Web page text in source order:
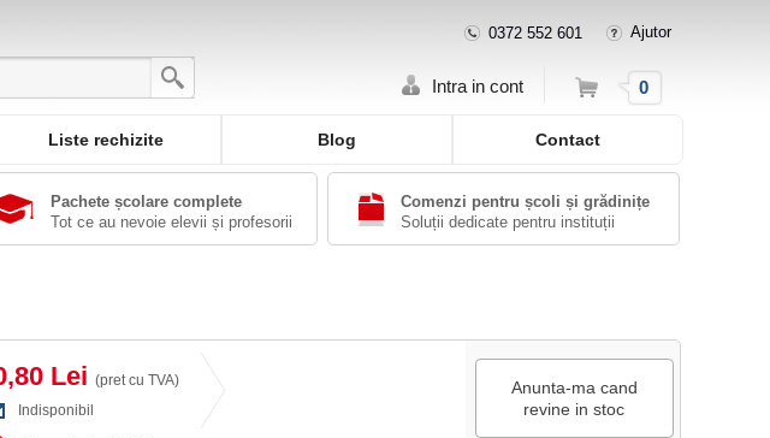
0372 552 601 Ajutor
Intra in cont Cos 0
Liste rechizite Blog Contact
Pachete școlare complete
Tot ce au nevoie elevii și profesorii
Comenzi pentru școli și grădinițe
Soluții dedicate pentru instituții
Lei (pret cu TVA)
Indisponibil
Anunta-ma cand
revine in stoc